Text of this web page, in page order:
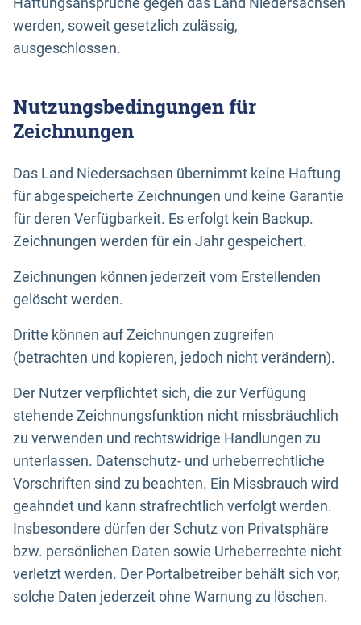
werden, soweit gesetzlich zulässig,
ausgeschlossen.
Nutzungsbedingungen für
Zeichnungen
Das Land Niedersachsen übernimmt keine Haftung
für abgespeicherte Zeichnungen und keine Garantie
für deren Verfügbarkeit. Es erfolgt kein Backup.
Zeichnungen werden für ein Jahr gespeichert.
Zeichnungen können jederzeit vom Erstellenden
gelöscht werden.
Dritte können auf Zeichnungen zugreifen
(betrachten und kopieren, jedoch nicht verändern).
Der Nutzer verpflichtet sich, die zur Verfügung
stehende Zeichnungsfunktion nicht missbräuchlich
zu verwenden und rechtswidrige Handlungen zu
unterlassen. Datenschutz- und urheberrechtliche
Vorschriften sind zu beachten. Ein Missbrauch wird
geahndet und kann strafrechtlich verfolgt werden.
Insbesondere dürfen der Schutz von Privatsphäre
bzw. persönlichen Daten sowie Urheberrechte nicht
verletzt werden. Der Portalbetreiber behält sich vor,
solche Daten jederzeit ohne Warnung zu löschen.